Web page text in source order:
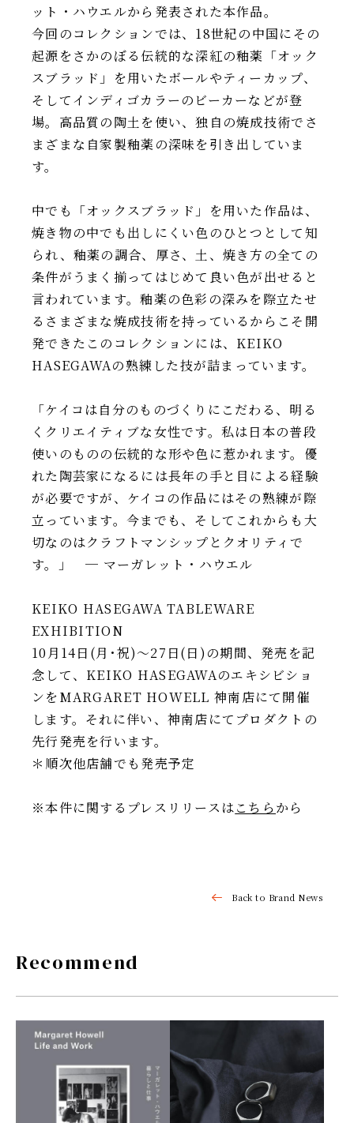
ット・ハウエルから発表された本作品。
今回のコレクションでは、18世紀の中国にその
起源をさかのぼる伝統的な深紅の釉薬「オック
スブラッド」を用いたボールやティーカップ、
そしてインディゴカラーのビーカーなどが登
場。高品質の陶土を使い、独自の焼成技術でさ
まざまな自家製釉薬の深味を引き出していま
す。
中でも「オックスブラッド」を用いた作品は、
焼き物の中でも出しにくい色のひとつとして知
られ、釉薬の調合、厚さ、土、焼き方の全ての
条件がうまく揃ってはじめて良い色が出せると
言われています。釉薬の色彩の深みを際立たせ
るさまざまな焼成技術を持っているからこそ開
発できたこのコレクションには、KEIKO
HASEGAWAの熟練した技が詰まっています。
「ケイコは自分のものづくりにこだわる、明る
くクリエイティブな女性です。私は日本の普段
使いのものの伝統的な形や色に惹かれます。優
れた陶芸家になるには長年の手と目による経験
が必要ですが、ケイコの作品にはその熟練が際
立っています。今までも、そしてこれからも大
切なのはクラフトマンシップとクオリティで
す。」 ─ マーガレット・ハウエル
KEIKO HASEGAWA TABLEWARE
EXHIBITION
10月14日(月･祝)～27日(日)の期間、発売を記
念して、KEIKO HASEGAWAのエキシビショ
ンをMARGARET HOWELL 神南店にて開催
します。それに伴い、神南店にてプロダクトの
先行発売を行います。
＊順次他店舗でも発売予定
※本件に関するプレスリリースはこちら から
Back to Brand News
Recommend